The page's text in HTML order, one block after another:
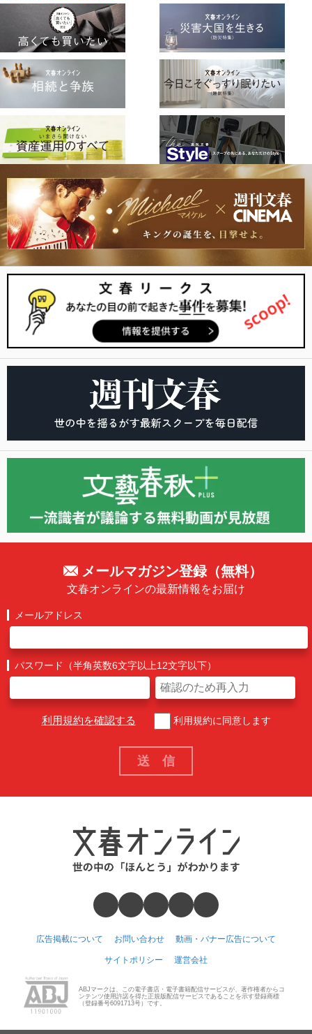
メールマガジン登録（無料）
文春オンラインの最新情報をお届け
メールアドレス
パスワード（半角英数6文字以上12文字以下）
利用規約を確認する 利用規約に同意します
広告掲載について お問い合わせ 動画・バナー広告について
サイトポリシー 運営会社
ABJマークは、この電子書店・電子書籍配信サービスが、著作権者からコ
ンテンツ使用許諾を得た正規版配信サービスであることを示す登録商標
（登録番号6091713号）です。